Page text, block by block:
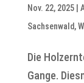
Nov. 22, 2025|
Sachsenwald,
Die
Gange.